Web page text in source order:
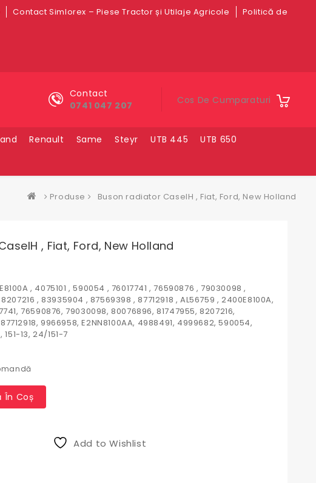
Contact Simlorex – Piese Tractor și Utilaje Agricole Politică de
Cos De Cumparaturi
Contact
0741 047 207
Renault Same Steyr UTB 445
UTB 650
Produse Buson radiator CaseIH , Fiat, Ford, New Holland
, Fiat, Ford, New Holland
, 4075101 , 590054 , 76017741 , 76590876 , 79030098 ,
, 83935904 , 87569398 , 87712918 , AL56759 , 2400E8100A,
76590876, 79030098, 80076896, 81747955, 8207216,
9966958, E2NN8100AA, 4988491, 4999682, 590054,
151-13, 24/151-7
În Coș
Add to Wishlist